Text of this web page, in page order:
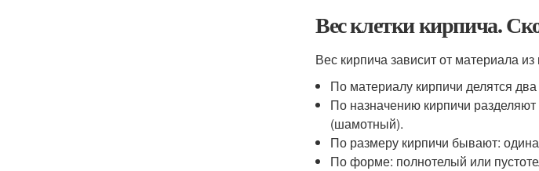
Вес клетки кирпича.
Вес кирпича зависит от материала
По материалу кирпичи делятся
По назначению кирпичи
(шамотный).
По размеру кирпичи бывают:
По форме: полнотелый или